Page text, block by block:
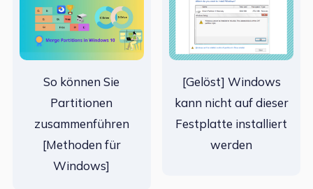
So können Sie
Partitionen
zusammenführen
[Methoden für
Windows]
[Gelöst] Windows
kann nicht auf dieser
Festplatte installiert
werden